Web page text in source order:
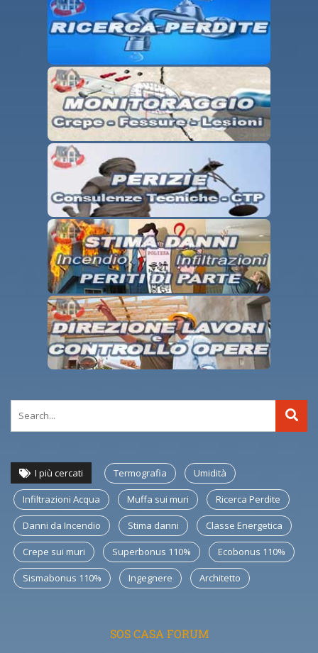
I più cercati Termografia Umidità
Infiltrazioni Acqua Muffa sui muri Ricerca Perdite
Danni da Incendio Stima danni Classe Energetica
Crepe sui muri Superbonus 110% Ecobonus 110%
Sismabonus 110% Ingegnere Architetto
SOS CASA FORUM